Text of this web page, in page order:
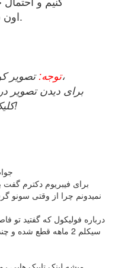
admin اون سایت وجود داره.
- توجه:تصویر کوچک شده است،
برای دیدن تصویر
کلیک کنید!
برای فیبریوم دکترم گفت
نمیدونم چرا از وقتی سونو
سیکلم 2 ماهه قطع شده